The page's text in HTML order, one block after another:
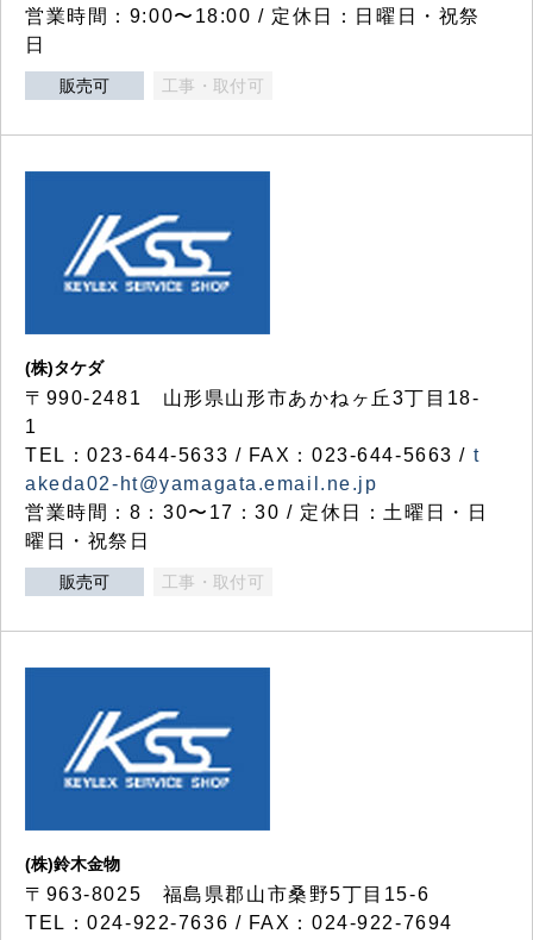
営業時間：9:00〜18:00 / 定休日：日曜日・祝祭
日
販売可 工事・取付可
(株)タケダ
〒990-2481 山形県山形市あかねヶ丘3丁目18-
1
TEL：023-644-5633 / FAX：023-644-5663 / t
akeda02-ht@yamagata.email.ne.jp
営業時間：8：30〜17：30 / 定休日：土曜日・日
曜日・祝祭日
販売可 工事・取付可
(株)鈴木金物
〒963-8025 福島県郡山市桑野5丁目15-6
TEL：024-922-7636 / FAX：024-922-7694